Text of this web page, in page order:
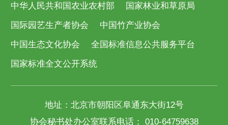
中华人民共和国农业农村部
国家林业和草原局
国际园艺生产者协会
中国竹产业协会
中国生态文化协会
全国标准信息公共服务平台
国家标准全文公开系统
地址：北京市朝阳区阜通东大街12号
协会秘书处办公室联系电话： 010-64759638